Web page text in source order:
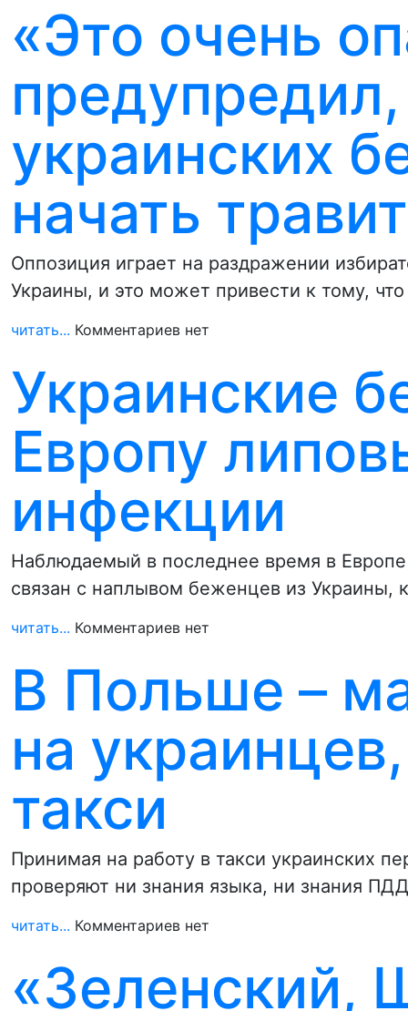
«Это очень
украинских
начать
Оппозиция играет на раздражении
Украины, и это может привести к тому,
читать... Комментариев нет
Украинские
Европу
инфекции
Наблюдаемый в последнее время в
связан с наплывом беженцев из Украины,
читать... Комментариев нет
В Польше –
на
такси
Принимая на работу в такси украинских
проверяют ни знания языка, ни знания
читать... Комментариев нет
«Зеленский,